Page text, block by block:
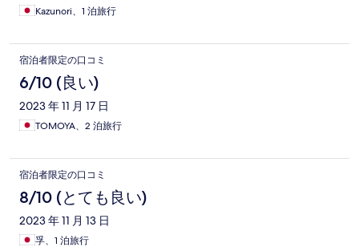
Kazunori、1 泊旅行
宿泊者限定の口コミ
6/10 (良い)
2023 年 11 月 17 日
TOMOYA、2 泊旅行
宿泊者限定の口コミ
8/10 (とても良い)
2023 年 11 月 13 日
孚、1 泊旅行